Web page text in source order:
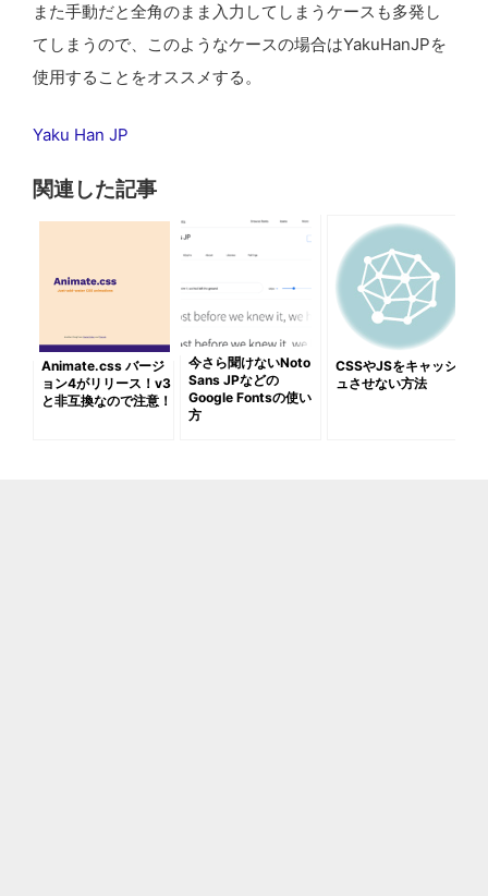
また手動だと全角のまま入力してしまうケースも多発し
てしまうので、このようなケースの場合はYakuHanJPを
使用することをオススメする。
Yaku Han JP
関連した記事
Animate.css バージ
ョン4がリリース！v3
と非互換なので注意！
今さら聞けないNoto
Sans JPなどの
Google Fontsの使い
方
CSSやJSをキャッシ
ュさせない方法